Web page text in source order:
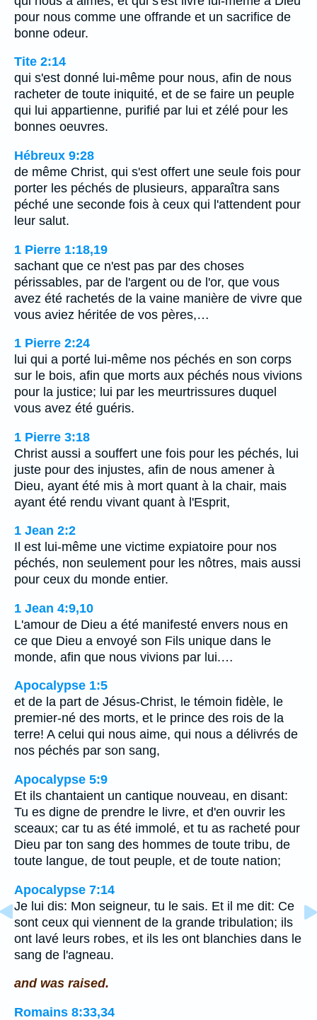
pour nous comme une offrande et un sacrifice de
bonne odeur.
Tite 2:14
qui s'est donné lui-même pour nous, afin de nous
racheter de toute iniquité, et de se faire un peuple
qui lui appartienne, purifié par lui et zélé pour les
bonnes oeuvres.
Hébreux 9:28
de même Christ, qui s'est offert une seule fois pour
porter les péchés de plusieurs, apparaîtra sans
péché une seconde fois à ceux qui l'attendent pour
leur salut.
1 Pierre 1:18,19
sachant que ce n'est pas par des choses
périssables, par de l'argent ou de l'or, que vous
avez été rachetés de la vaine manière de vivre que
vous aviez héritée de vos pères,…
1 Pierre 2:24
lui qui a porté lui-même nos péchés en son corps
sur le bois, afin que morts aux péchés nous vivions
pour la justice; lui par les meurtrissures duquel
vous avez été guéris.
1 Pierre 3:18
Christ aussi a souffert une fois pour les péchés, lui
juste pour des injustes, afin de nous amener à
Dieu, ayant été mis à mort quant à la chair, mais
ayant été rendu vivant quant à l'Esprit,
1 Jean 2:2
Il est lui-même une victime expiatoire pour nos
péchés, non seulement pour les nôtres, mais aussi
pour ceux du monde entier.
1 Jean 4:9,10
L'amour de Dieu a été manifesté envers nous en
ce que Dieu a envoyé son Fils unique dans le
monde, afin que nous vivions par lui.…
Apocalypse 1:5
et de la part de Jésus-Christ, le témoin fidèle, le
premier-né des morts, et le prince des rois de la
terre! A celui qui nous aime, qui nous a délivrés de
nos péchés par son sang,
Apocalypse 5:9
Et ils chantaient un cantique nouveau, en disant:
Tu es digne de prendre le livre, et d'en ouvrir les
sceaux; car tu as été immolé, et tu as racheté pour
Dieu par ton sang des hommes de toute tribu, de
toute langue, de tout peuple, et de toute nation;
Apocalypse 7:14
Je lui dis: Mon seigneur, tu le sais. Et il me dit: Ce
sont ceux qui viennent de la grande tribulation; ils
ont lavé leurs robes, et ils les ont blanchies dans le
sang de l'agneau.
and was raised.
Romains 8:33,34